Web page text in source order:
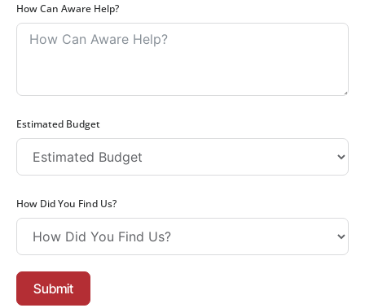
How Can Aware Help?
Estimated Budget
How Did You Find Us?
Submit